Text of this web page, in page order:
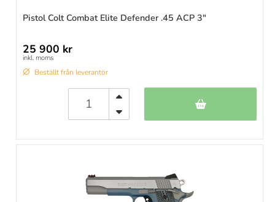
Pistol Colt Combat Elite Defender .45 ACP 3"
25 900 kr
inkl. moms
Beställt från leverantör